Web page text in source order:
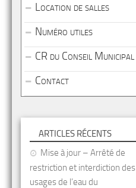
Location de salles
Numéro utiles
CR du Conseil Municipal
Contact
ARTICLES RÉCENTS
Mise à jour – Arrêté de
restriction et interdiction des
usages de l’eau du